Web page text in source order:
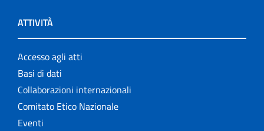
ATTIVITÀ
Accesso agli atti
Basi di dati
Collaborazioni internazionali
Comitato Etico Nazionale
Eventi